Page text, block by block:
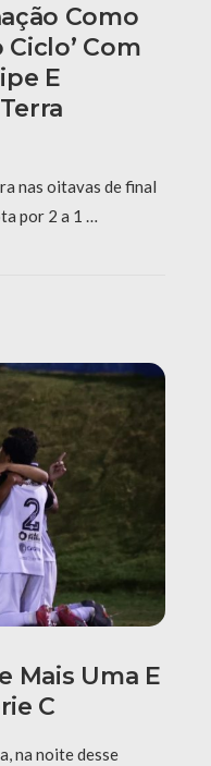
Como
Com
E
nas oitavas de final
por 2 a 1 …
Mais Uma E
C
na noite desse